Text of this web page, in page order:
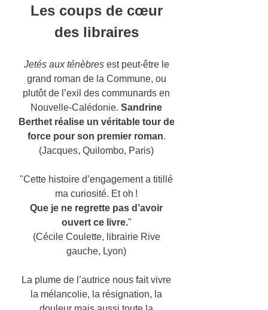
Les coups de cœur
des libraires
Jetés aux ténèbresest peut-être le
grand roman de la Commune, ou
plutôt de l’exil des communards en
Nouvelle-Calédonie.Sandrine
Berthet réalise un véritable tour de
force pour son premier roman.
(Jacques, Quilombo, Paris)
"Cette histoire d’engagement a titillé
ma curiosité. Et oh !
Que je ne regrette pas d’avoir
ouvert ce livre."
(Cécile Coulette, librairie Rive
gauche, Lyon)
La plume de l’autrice nous fait vivre
la mélancolie, la résignation, la